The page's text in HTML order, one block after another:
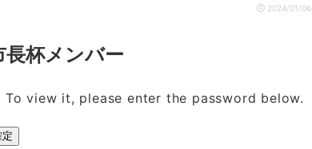
2024/01/06
杯メンバー
view it, please enter the password below.